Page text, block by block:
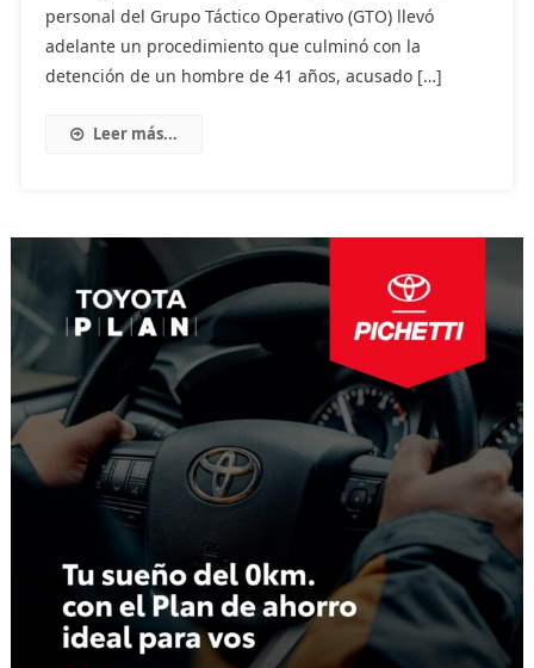
personal del Grupo Táctico Operativo (GTO) llevó
adelante un procedimiento que culminó con la
detención de un hombre de 41 años, acusado […]
Leer más...